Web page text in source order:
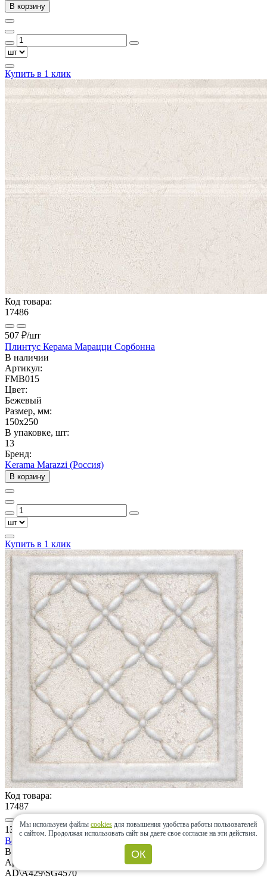
В корзину
Купить в 1 клик
Код товара:
17486
507 ₽/шт
Плинтус Керама Марацци Сорбонна
В наличии
Артикул:
FMB015
Цвет:
Бежевый
Размер, мм:
150x250
В упаковке, шт:
13
Бренд:
Kerama Marazzi (Россия)
В корзину
Купить в 1 клик
Код товара:
17487
138 ₽/шт
Вставка Керама Марацци Сорбонна Ромб
В наличии
Артикул:
AD\A429\SG4570
Мы используем файлы cookies для повышения удобства работы пользователей
с сайтом. Продолжая использовать сайт вы даете свое согласие на эти действия.
ОК